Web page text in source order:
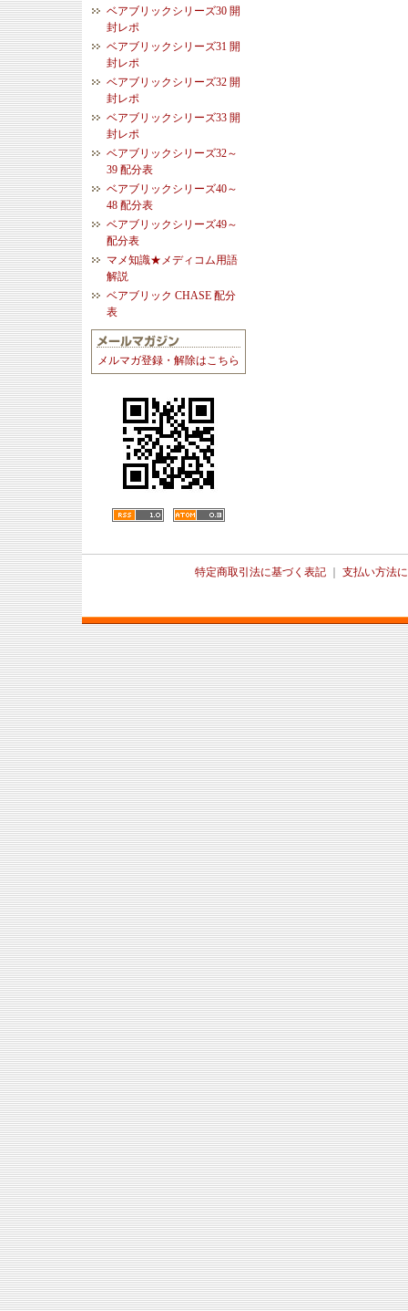
ベアブリックシリーズ30 開
封レポ
ベアブリックシリーズ31 開
封レポ
ベアブリックシリーズ32 開
封レポ
ベアブリックシリーズ33 開
封レポ
ベアブリックシリーズ32～
39 配分表
ベアブリックシリーズ40～
48 配分表
ベアブリックシリーズ49～
配分表
マメ知識★メディコム用語
解説
ベアブリック CHASE 配分
表
メルマガ登録・解除はこちら
特定商取引法に基づく表記 支払い方法